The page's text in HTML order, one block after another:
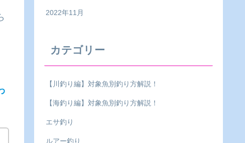
2022年11月
カテゴリー
【川釣り編】対象魚別釣り方解説！
【海釣り編】対象魚別釣り方解説！
エサ釣り
ルアー釣り